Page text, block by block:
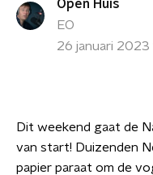
Open Huis
EO
26 januari 2023
Dit weekend gaat de
van start! Duizenden
papier paraat om de